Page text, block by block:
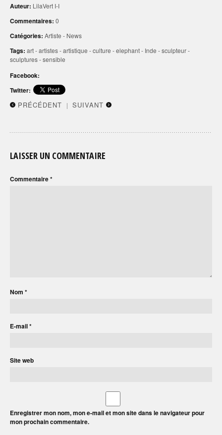
Auteur: LilaVert I-I
Commentaires: 0
Catégories: Artiste - News
Tags: art-artistes-artistique -culture -elephant- Inde -sculpteur-
sculptures-sensible
Facebook:
Twitter:
PRÉCÉDENT | SUIVANT
LAISSER UN COMMENTAIRE
Commentaire*
Nom *
E-mail*
Site web
Enregistrer mon nom, mon e-mail et mon site dans le navigateur pour
mon prochain commentaire.